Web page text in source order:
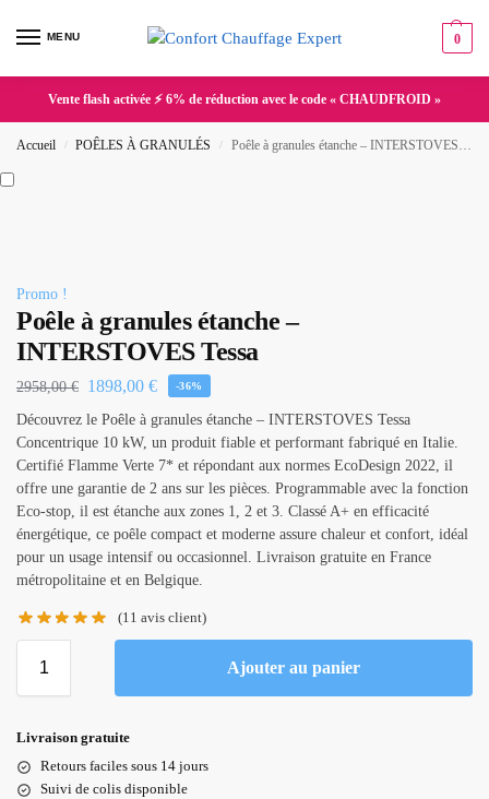
MENU 0
Vente flash activée ⚡ 6% de réduction avec le code « CHAUDFROID »
Accueil / POÊLES À GRANULÉS / Poêle à granules étanche – INTERSTOVES Tessa
Promo !
Poêle à granules étanche –
INTERSTOVES Tessa
2958,00€ 1898,00 € -36%
Découvrez le Poêle à granules étanche – INTERSTOVES Tessa
Concentrique 10 kW, un produit fiable et performant fabriqué en Italie.
Certifié Flamme Verte 7* et répondant aux normes EcoDesign 2022, il
offre une garantie de 2 ans sur les pièces. Programmable avec la fonction
Eco-stop, il est étanche aux zones 1, 2 et 3. Classé A+ en efficacité
énergétique, ce poêle compact et moderne assure chaleur et confort, idéal
pour un usage intensif ou occasionnel. Livraison gratuite en France
métropolitaine et en Belgique.
(11 avis client)
Ajouter au panier
Livraison gratuite
Retours faciles sous 14 jours
Suivi de colis disponible